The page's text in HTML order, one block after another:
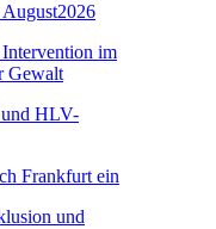
im
Gewalt
HLV-
Frankfurt ein
und